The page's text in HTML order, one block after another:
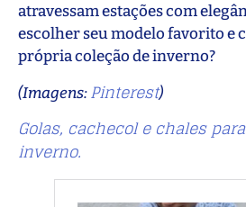
atravessam estações com
escolher seu modelo favorito e
própria coleção de inverno?
(Imagens:Pinterest)
Golas, cachecol e chales
inverno.